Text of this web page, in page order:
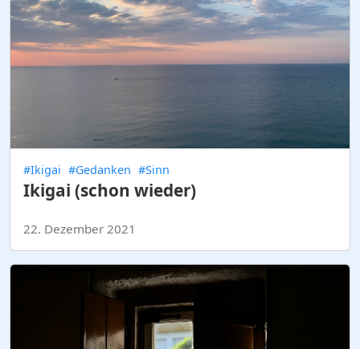
#Ikigai #Gedanken #Sinn
Ikigai (schon wieder)
22. Dezember 2021